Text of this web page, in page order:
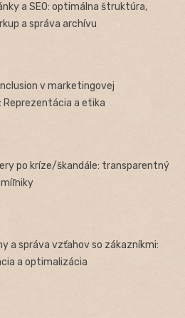
a SEO: optimálna štruktúra,
a správa archívu
v marketingovej
Reprezentácia a etika
po kríze/škandále: transparentný
míľniky
a správa vzťahov so zákazníkmi:
a optimalizácia